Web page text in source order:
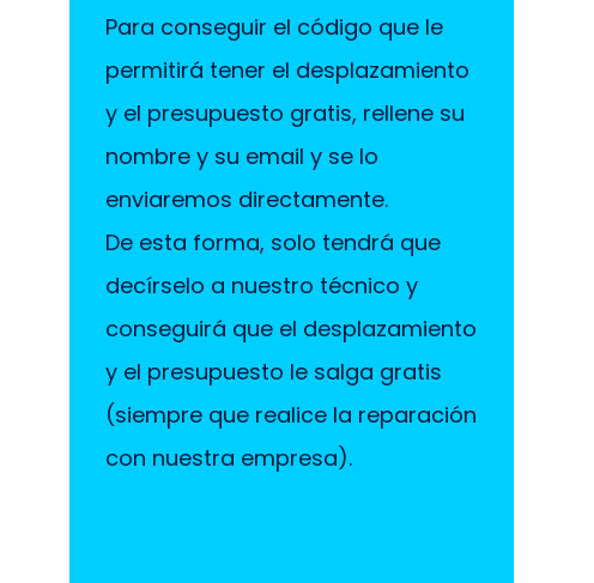
Para conseguir el código que le
permitirá tener el desplazamiento
y el presupuesto gratis, rellene su
nombre y su email y se lo
enviaremos directamente.
De esta forma, solo tendrá que
decírselo a nuestro técnico y
conseguirá que el desplazamiento
y el presupuesto le salga gratis
(siempre que realice la reparación
con nuestra empresa).